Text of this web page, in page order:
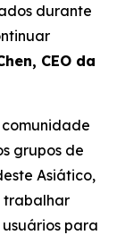
durante
CEO da
grupos de
Asiático,
trabalhar
para